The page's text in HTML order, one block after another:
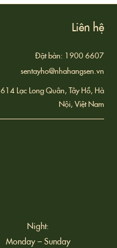
Liên hệ
Đặt bàn: 1900 6607
sentayho@nhahangsen.vn
614 Lạc Long Quân, Tây Hồ, Hà
Nội, Việt Nam
Night:
Monday – Sunday